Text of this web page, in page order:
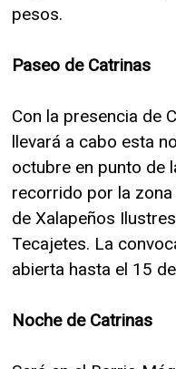
pesos.
Paseo de Catrinas
Con la presencia de
llevará a cabo esta
octubre en punto de
recorrido por la
de Xalapeños
Tecajetes. La
abierta hasta el 15
Noche de Catrinas